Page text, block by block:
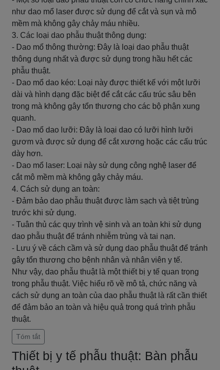
như dao mổ laser được sử dụng để cắt và sụn và mô
mềm mà không gây chảy máu nhiều.
3. Các loại dao phẫu thuật thông dụng:
- Dao mổ thông thường: Đây là loại dao phẫu thuật
thông dụng nhất và được sử dụng trong hầu hết các
phẫu thuật.
- Dao mổ dao kéo: Loại này được thiết kế với một lưỡi
dài và hình dạng đặc biệt để cắt các cấu trúc sâu bên
trong mà không gây tổn thương cho các bộ phận xung
quanh.
- Dao mổ dao lưỡi: Đây là loại dao có lưỡi hình lưỡi
gươm và được sử dụng để cắt xương hoặc các cấu trúc
dày hơn.
- Dao mổ laser: Loại này sử dụng công nghệ laser để
cắt mô mềm mà không gây chảy máu.
4. Cách sử dụng an toàn:
- Đảm bảo dao phẫu thuật được làm sạch và tiệt trùng
trước khi sử dụng.
- Tuân thủ các quy trình vệ sinh và an toàn khi sử dụng
dao phẫu thuật để tránh nhiễm trùng và tai nạn.
- Lưu ý về cách cầm và sử dụng dao phẫu thuật để tránh
gây tổn thương cho bệnh nhân và nhân viên y tế.
Như vậy, dao phẫu thuật là một thiết bị y tế quan trọng
trong phẫu thuật. Việc hiểu rõ về mô tả, chức năng và
cách sử dụng an toàn của dao phẫu thuật là rất cần thiết
để đảm bảo an toàn và hiệu quả trong quá trình phẫu
thuật.
Tóm tắt
Thiết bị y tế phẫu thuật: Bàn phẫu